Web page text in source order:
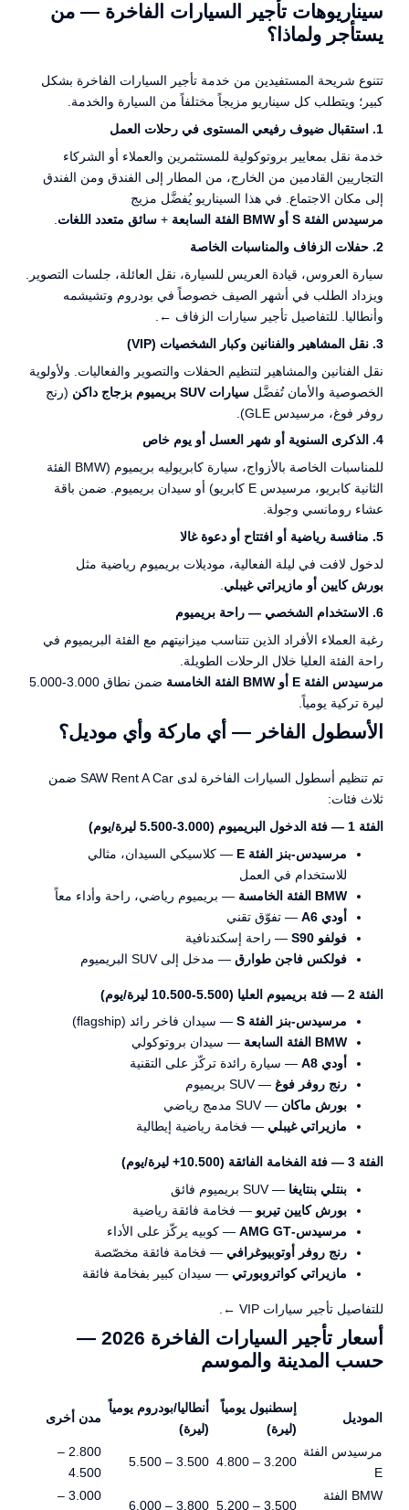
سيناريوهات تأجير السيارات الفاخرة — من
يستأجر ولماذا؟
تتنوع شريحة المستفيدين من خدمة تأجير السيارات الفاخرة بشكل
كبير؛ ويتطلب كل سيناريو مزيجاً مختلفاً من السيارة والخدمة.
1. استقبال ضيوف رفيعي المستوى في رحلات العمل
خدمة نقل بمعايير بروتوكولية للمستثمرين والعملاء أو الشركاء
التجاريين القادمين من الخارج، من المطار إلى الفندق ومن الفندق
إلى مكان الاجتماع. في هذا السيناريو يُفضَّل مزيج
مرسيدس الفئة S أو BMW الفئة السابعة
+ سائق متعدد اللغات
2. حفلات الزفاف والمناسبات الخاصة
سيارة العروس، قيادة العريس للسيارة، نقل العائلة، جلسات التصوير.
ويزداد الطلب في أشهر الصيف خصوصاً في بودروم وتشيشمه
وأنطاليا. للتفاصيل تأجير سيارات الزفاف ←
3. نقل المشاهير والفنانين وكبار الشخصيات (VIP)
نقل الفنانين والمشاهير لتنظيم الحفلات والتصوير والفعاليات. ولأولوية
الخصوصية والأمان تُفضَّل سيارات SUV بريميوم بزجاج داكن
(رنج
روفر فوغ، مرسيدس GLE).
4. الذكرى السنوية أو شهر العسل أو يوم خاص
للمناسبات الخاصة بالأزواج، سيارة كابريوليه بريميوم (BMW الفئة
الثانية كابريو، مرسيدس E كابريو) أو سيدان بريميوم. ضمن باقة
عشاء رومانسي وجولة.
5. منافسة رياضية أو افتتاح أو دعوة غالا
لدخول لافت في ليلة الفعالية، موديلات بريميوم رياضية مثل
بورش كايين أو مازيراتي غيبلي.
6. الاستخدام الشخصي — راحة بريميوم
رغبة العملاء الأفراد الذين تتناسب ميزانيتهم مع الفئة البريميوم في
راحة الفئة العليا خلال الرحلات الطويلة.
مرسيدس الفئة E أو BMW الفئة الخامسة
ضمن نطاق 3.000-5.000
ليرة تركية يومياً.
الأسطول الفاخر — أي ماركة وأي موديل؟
تم تنظيم أسطول السيارات الفاخرة لدى SAW Rent A Car ضمن
ثلاث فئات:
الفئة 1 — فئة الدخول البريميوم (3.000-5.500 ليرة/يوم)
مرسيدس-بنز الفئة E
— كلاسيكي السيدان، مثالي
للاستخدام في العمل
BMW الفئة الخامسة
— بريميوم رياضي، راحة وأداء معاً
أودي A6
— تفوّق تقني
فولفو S90
— راحة إسكندنافية
فولكس فاجن طوارق — مدخل إلى SUV البريميوم
الفئة 2 — فئة بريميوم العليا (5.500-10.500 ليرة/يوم)
مرسيدس-بنز الفئة S
— سيدان فاخر رائد (flagship)
BMW الفئة السابعة
— سيدان بروتوكولي
أودي A8
— سيارة رائدة تركّز على التقنية
رنج روفر فوغ — SUV بريميوم
بورش ماكان — SUV مدمج رياضي
مازيراتي غيبلي — فخامة رياضية إيطالية
الفئة 3 — فئة الفخامة الفائقة (10.500+ ليرة/يوم)
بنتلي بنتايغا — SUV بريميوم فائق
بورش كايين تيربو — فخامة فائقة رياضية
مرسيدس-AMG GT
— كوبيه يركّز على الأداء
رنج روفر أوتوبيوغرافي — فخامة فائقة مخصّصة
مازيراتي كواتروبورتي — سيدان كبير بفخامة فائقة
للتفاصيل تأجير سيارات VIP ← .
أسعار تأجير السيارات الفاخرة 2026 —
حسب المدينة والموسم
الموديل
إسطنبول يومياً
(ليرة)
أنطاليا/بودروم يومياً
(ليرة)
مدن أخرى
مرسيدس الفئة
E
3.200 – 4.800
3.500 – 5.500
2.800 –
4.500
BMW الفئة
3.500 – 5.200
3.800 – 6.000
3.000 –